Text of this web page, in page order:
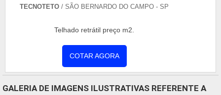
TECNOTETO / SÃO BERNARDO DO CAMPO - SP
Telhado retrátil preço m2.
COTAR AGORA
GALERIA DE IMAGENS ILUSTRATIVAS REFERENTE A